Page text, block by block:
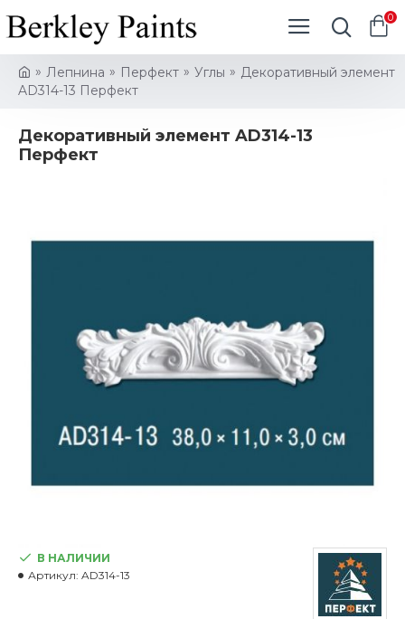
0
Лепнина Перфект Углы
Декоративный элемент
AD314-13 Перфект
Декоративный элемент AD314-13
Перфект
В НАЛИЧИИ
Артикул: AD314-13